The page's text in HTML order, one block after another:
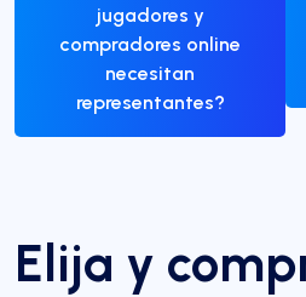
jugadores y
compradores online
necesitan
representantes?
Elija y